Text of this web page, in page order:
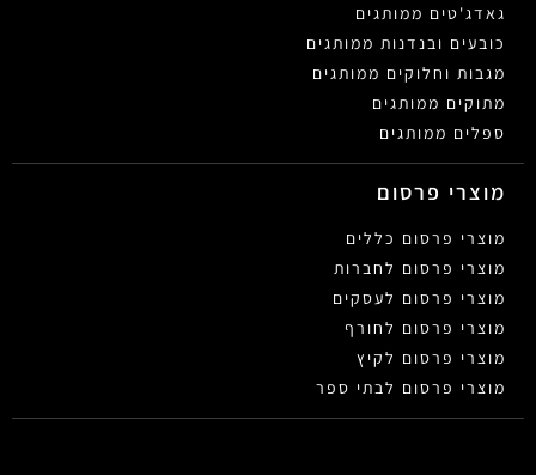
גאדג'טים ממותגים
כובעים ובנדנות ממותגים
מגבות וחלוקים ממותגים
מתוקים ממותגים
ספלים ממותגים
מוצרי פרסום
מוצרי פרסום כללים
מוצרי פרסום לחברות
מוצרי פרסום לעסקים
מוצרי פרסום לחורף
מוצרי פרסום לקיץ
מוצרי פרסום לבתי ספר